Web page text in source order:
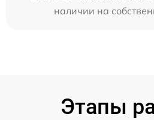
наличии на
Этапы